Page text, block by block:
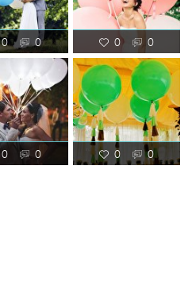
0 0 0 0
0 0 0 0